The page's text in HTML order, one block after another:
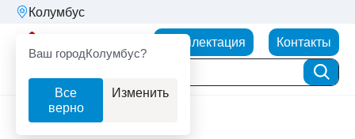
Колумбус
Ваш городКолумбус?
Все
верно
Изменить
Комплектация Контакты